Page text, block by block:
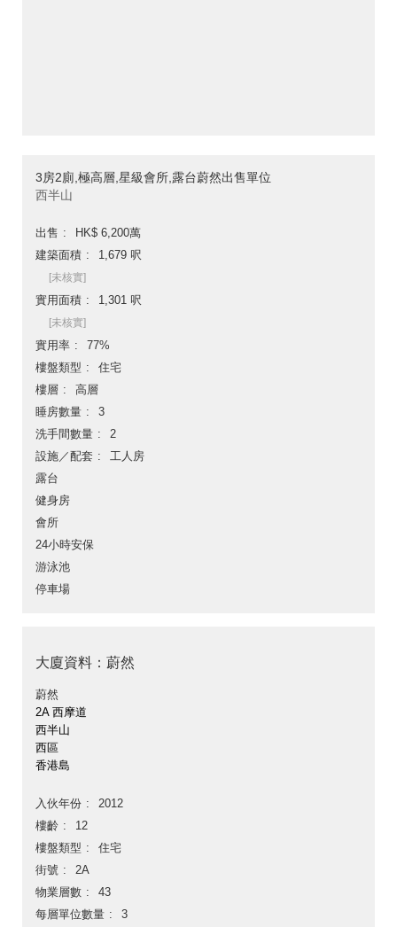
3房2廁,極高層,星級會所,露台蔚然出售單位
西半山
出售
HK$ 6,200萬
建築面積
1,679 呎
[未核實]
實用面積 1,301 呎
[未核實]
實用率
77%
樓盤類型
住宅
樓層
高層
睡房數量
3
洗手間數量
2
設施／配套
工人房
露台
健身房
會所
24小時安保
游泳池
停車場
大廈資料：蔚然
蔚然
2A 西摩道
西半山
西區
香港島
入伙年份
2012
樓齡
12
樓盤類型
住宅
街號
2A
物業層數
43
每層單位數量
3